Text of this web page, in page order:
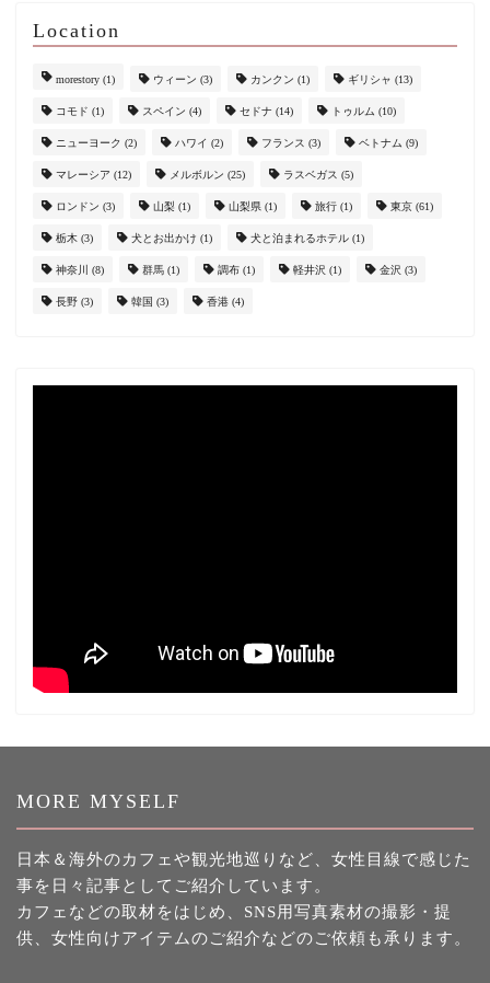
Location
morestory (1) ウィーン (3) カンクン (1) ギリシャ (13)
コモド (1) スペイン (4) セドナ (14) トゥルム (10)
ニューヨーク (2) ハワイ (2) フランス (3) ベトナム (9)
マレーシア (12) メルボルン (25) ラスベガス (5)
ロンドン (3) 山梨 (1) 山梨県 (1) 旅行 (1) 東京 (61)
栃木 (3) 犬とお出かけ (1) 犬と泊まれるホテル (1)
神奈川 (8) 群馬 (1) 調布 (1) 軽井沢 (1) 金沢 (3)
長野 (3) 韓国 (3) 香港 (4)
MORE MYSELF
日本＆海外のカフェや観光地巡りなど、女性目線で感じた
事を日々記事としてご紹介しています。
カフェなどの取材をはじめ、SNS用写真素材の撮影・提
供、女性向けアイテムのご紹介などのご依頼も承ります。